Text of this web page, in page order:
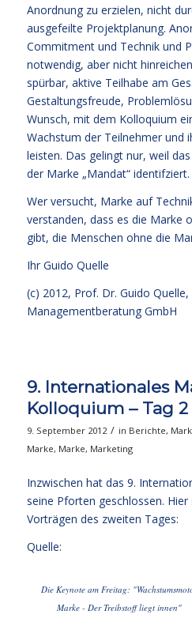
Anordnung zu erzielen, nicht
ausgefeilte Projektplanung.
Commitment und Technik und
notwendig, aber nicht
spürbar, aktive Teilhabe am
Gestaltungsfreude,
Wunsch, mit dem Kolloquium
Wachstum der Teilnehmer und
leisten. Das gelingt nur, weil
der Marke „Mandat“ identifziert.
Wer versucht, Marke auf
verstanden, dass es die Marke
gibt, die Menschen ohne die
Ihr Guido Quelle
(c) 2012, Prof. Dr. Guido
Managementberatung GmbH
9. Internationales
Kolloquium – Tag 2
9. September 2012 / in Berichte,
Marke, Marke, Marketing
Inzwischen hat das 9.
seine Pforten geschlossen.
Vorträgen des zweiten Tages:
Quelle:
Die Keynote am Freitag:
Marke - Der Treibstoff liegt innen"